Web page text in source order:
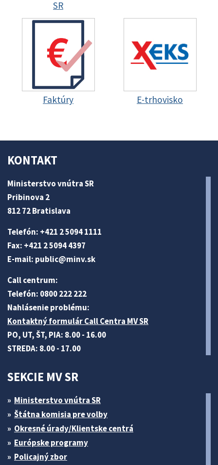
SR
Faktúry E-trhovisko
KONTAKT
Ministerstvo vnútra SR
Pribinova 2
812 72 Bratislava
Telefón: +421 2 5094 1111
Fax: +421 2 5094 4397
E-mail: public@minv.sk
Call centrum:
Telefón: 0800 222 222
Nahlásenie problému:
Kontaktný formulár Call Centra MV SR
PO, UT, ŠT, PIA: 8.00 - 16.00
STREDA: 8.00 - 17.00
SEKCIE MV SR
Ministerstvo vnútra SR
Štátna komisia pre volby
Okresné úrady/Klientske centrá
Európske programy
Policajný zbor